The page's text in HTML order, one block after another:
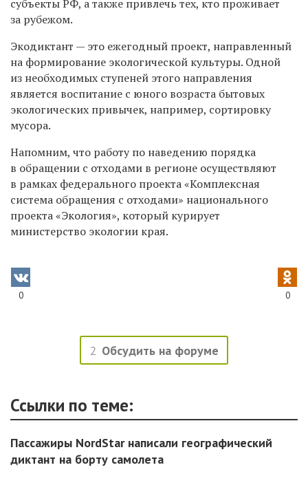
субъекты РФ, а также привлечь тех, кто проживает
за рубежом.
Экодиктант — это ежегодный проект, направленный
на формирование экологической культуры. Одной
из необходимых ступеней этого направления
является воспитание с юного возраста бытовых
экологических привычек, например, сортировку
мусора.
Напомним, что работу по наведению порядка
в обращении с отходами в регионе осуществляют
в рамках федерального проекта «Комплексная
система обращения с отходами» национального
проекта «Экология», который курирует
министерство экологии края.
0 0
2 Обсудить на форуме
Ссылки по теме:
Пассажиры NordStar написали географический
диктант на борту самолета